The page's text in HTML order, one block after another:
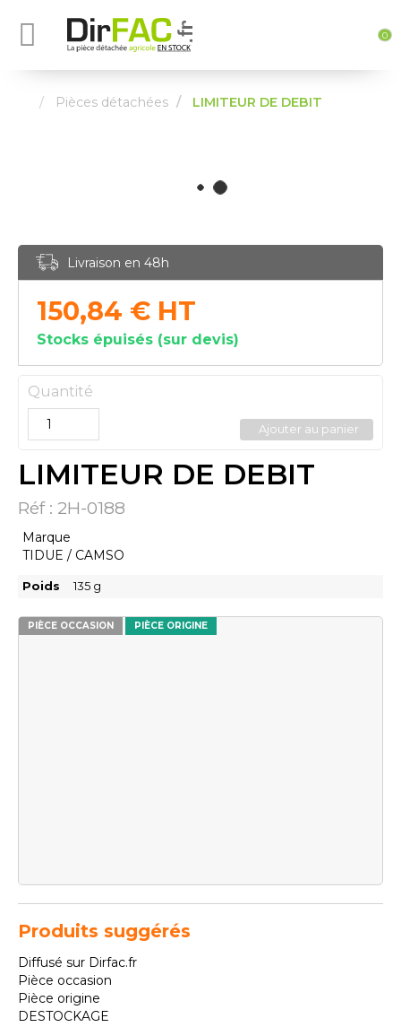
0
Pièces détachées LIMITEUR DE DEBIT
PIÈCE OCCASION PIÈCE ORIGINE
LIMITEUR DE DEBIT
Réf : 2H-0188
Marque
TIDUE / CAMSO
Poids 135 g
Livraison en 48h
150,84 € HT
Stocks épuisés (sur devis)
Quantité
Ajouter au panier
Produits suggérés
Diffusé sur Dirfac.fr
Pièce occasion
Pièce origine
DESTOCKAGE